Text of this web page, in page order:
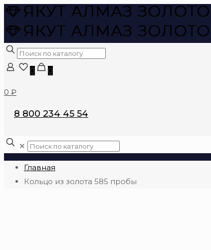
0 0
0 ₽
8 800 234 45 54
✕
Главная
Кольцо из золота 585 пробы